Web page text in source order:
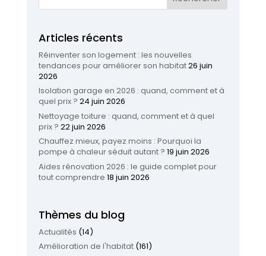
Articles récents
Réinventer son logement : les nouvelles
tendances pour améliorer son habitat26 juin
2026
Isolation garage en 2026 : quand, comment et à
quel prix ? 24 juin 2026
Nettoyage toiture : quand, comment et à quel
prix ? 22 juin 2026
Chauffez mieux, payez moins : Pourquoi la
pompe à chaleur séduit autant ? 19 juin 2026
Aides rénovation 2026 : le guide complet pour
tout comprendre 18 juin 2026
Thèmes du blog
Actualités (14)
Amélioration de l'habitat(161)